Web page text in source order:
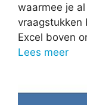
waarmee je
vraagstukken
Excel boven
Lees meer